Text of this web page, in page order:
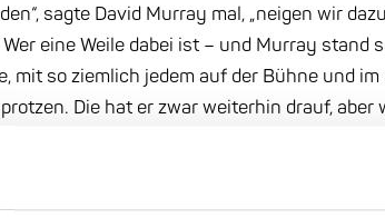
sagte David Murray mal, „neigen wir
eine Weile dabei ist – und Murray stand
mit so ziemlich jedem auf der Bühne und
Die hat er zwar weiterhin drauf, aber
Töne, aus denen er Geschichten
Sánchez (p), Luke Stewart (b) und Russell
avantgardistischer Impetus immer von